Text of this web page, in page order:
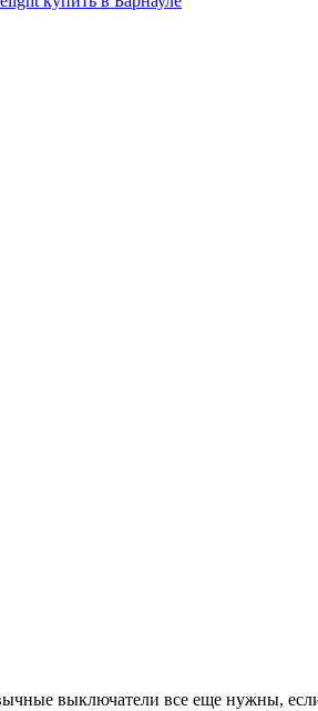
выключатели все еще нужны,